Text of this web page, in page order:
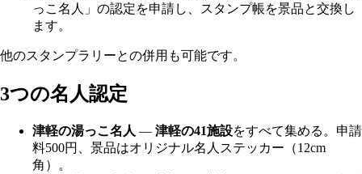
っこ名人」の認定を申請し、スタンプ帳を景品と交換し
ます。
他のスタンプラリーとの併用も可能です。
3つの名人認定
津軽の湯っこ名人 — 津軽の41施設をすべて集める。申請
料500円、景品はオリジナル名人ステッカー（12cm
角）。